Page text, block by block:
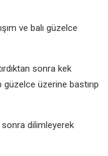
ve balı güzelce
sonra kek
güzelce üzerine bastırıp
sonra dilimleyerek